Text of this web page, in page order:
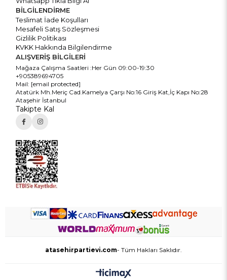
BİLGİLENDİRME
Teslimat İade Koşulları
Mesafeli Satış Sözleşmesi
Gizlilik Politikası
KVKK Hakkında Bilgilendirme
ALIŞVERİŞ BİLGİLERİ
Mağaza Çalışma Saatleri :Her Gün 09:00-19:30
+905389694705
Mail: [email protected]
Atatürk Mh.Meriç Cad.Kamelya Çarşı No:16 Giriş Kat,İç Kapı No:28
Ataşehir İstanbul
Takipte Kal
atasehirpartievi.com- Tüm Hakları Saklıdır.